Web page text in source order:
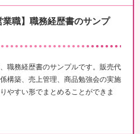
業職】職務経歴書のサンプ
職務経歴書のサンプルです。販売代
構築、売上管理、商品勉強会の実施
やすい形でまとめることができま